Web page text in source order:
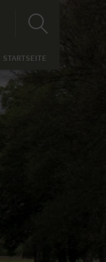
STARTSEITE